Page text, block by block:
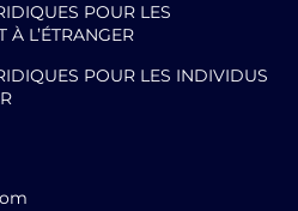
POUR LES
À L’ÉTRANGER
POUR LES INDIVIDUS